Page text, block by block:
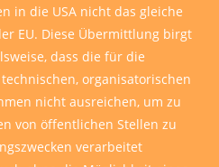
in die USA nicht das gleiche
EU. Diese Übermittlung birgt
dass die für die
organisatorischen
nicht ausreichen, um zu
von öffentlichen Stellen zu
verarbeitet